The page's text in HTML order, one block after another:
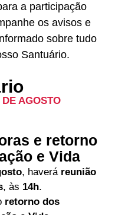
a participação
os avisos e
sobre tudo
Santuário.
AGOSTO
e retorno
e Vida
, haverá reunião
, às 14h.
retorno dos